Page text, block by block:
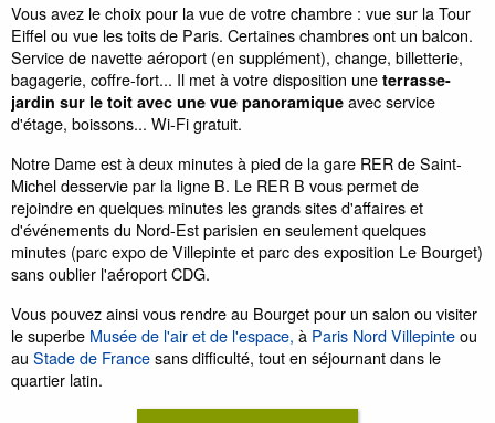
Vous avez le choix pour la vue de votre chambre : vue sur la Tour
Eiffel ou vue les toits de Paris. Certaines chambres ont un balcon.
Service de navette aéroport (en supplément), change, billetterie,
bagagerie, coffre-fort... Il met à votre disposition une terrasse-
jardin sur le toit avec une vue panoramique avec service
d'étage, boissons... Wi-Fi gratuit.
Notre Dame est à deux minutes à pied de la gare RER de Saint-
Michel desservie par la ligne B. Le RER B vous permet de
rejoindre en quelques minutes les grands sites d'affaires et
d'événements du Nord-Est parisien en seulement quelques
minutes (parc expo de Villepinte et parc des exposition Le Bourget)
sans oublier l'aéroport CDG.
Vous pouvez ainsi vous rendre au Bourget pour un salon ou visiter
le superbe Musée de l'air et de l'espace, à Paris Nord Villepinteou
au Stade de Francesans difficulté, tout en séjournant dans le
quartier latin.